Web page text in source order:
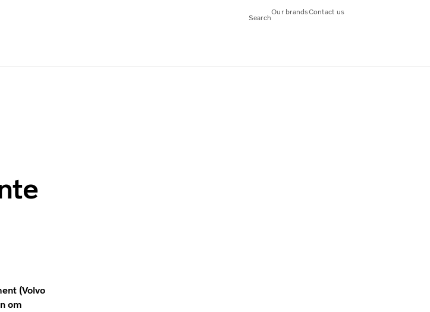
Search
Our brandsContact us
(Volvo
om